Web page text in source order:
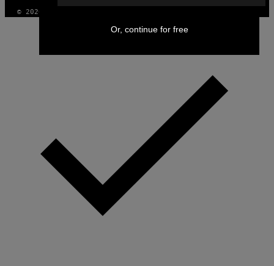
© 2026 VICE DIGITAL PUBLISHING, LLC
Or, continue for free